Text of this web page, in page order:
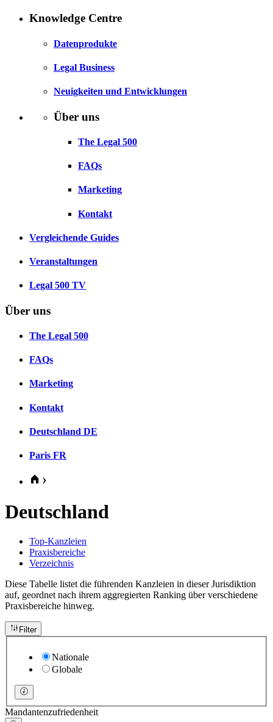
Knowledge Centre
Datenprodukte
Legal Business
Neuigkeiten und Entwicklungen
Über uns
The Legal 500
FAQs
Marketing
Kontakt
Vergleichende Guides
Veranstaltungen
Legal 500 TV
Über uns
The Legal 500
FAQs
Marketing
Kontakt
Deutschland DE
Paris FR
Deutschland
Top-Kanzleien
Praxisbereiche
Verzeichnis
Diese Tabelle listet die führenden Kanzleien in dieser Jurisdiktion
auf, geordnet nach ihrem aggregierten Ranking über verschiedene
Praxisbereiche hinweg.
Filter
Nationale
Globale
Mandantenzufriedenheit